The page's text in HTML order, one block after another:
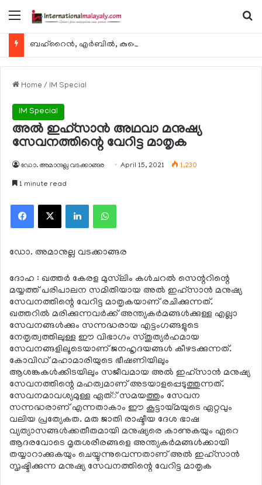
Menu
Home / IM Special
IM Special
അല്‍ ഇഹ്‌സാന്‍ അഥവാ മനുഷ്യ
സേവനത്തിന്റെ വേറിട്ട മാതൃക
ഡോ. അമാനുല്ല വടക്കാങ്ങര April 15, 2021 1,230
1 minute read
Facebook
X LinkedInWhatsApp
ഡോ. അമാനുല്ല വടക്കാങ്ങര
ദോഹ : ഖത്തര്‍ കേരള മുസ്‌ലിം കള്‍ചറല്‍ സെന്ററിന്റെ
മയ്യത്ത് പരിപാലന സമിതിയായ അല്‍ ഇഹ്‌സാന്‍ മനുഷ്യ
സേവനത്തിന്റെ വേറിട്ട മാതൃകയാണ് രചിക്കുന്നത്.
ഖത്തറില്‍ മരിക്കുന്നവര്‍ക്ക് അന്ത്യകര്‍മങ്ങള്‍ക്കുള്ള എല്ലാ
സേവനങ്ങള്‍ക്കും സന്നദ്ധരായ എട്ടംഗങ്ങളുടെ
നേതൃത്വത്തിലുള്ള ഈ വിഭാഗം സ്തുത്യര്‍ഹമായ
സേവനങ്ങളിലൂടെയാണ് ജനഹൃദയങ്ങള്‍ കീഴടക്കുന്നത്.
കോവിഡ് മഹാമാരിയുടെ ഭീഷണിയിലും
ആശങ്കകള്‍ക്കിടയിലും സജീവമായ അല്‍ ഇഹ്‌സാന്‍ മനുഷ്യ
സേവനത്തിന്റെ മഹത്വമാണ് അടയാളപ്പെടുത്തുന്നത്.
സേവനമാവശ്യമുള്ള ഏത്് സമയത്തും സേവന
സന്നദ്ധരാണ് എന്നതാകാം ഈ കൂട്ടായ്മയുടെ ഏറ്റവും
വലിയ പ്രത്യേകത. മത ജാതി രാഷ്ടീയ ദേശ ഭാഷ
വ്യത്യാസങ്ങള്‍ക്കതീതമായി മനുഷ്യരെ കാണുകയും ഏറെ
ആദരവോടെ മൃതശരീരങ്ങളെ അന്ത്യകര്‍മങ്ങള്‍ക്കായി
തയ്യാറാക്കുകയും ചെയ്യുന്നുവെന്നതാണ് അല്‍ ഇഹ്‌സാന്‍
സൃഷ്ടിക്കുന്ന മനുഷ്യ സേവനത്തിന്റെ വേറിട്ട മാതൃക